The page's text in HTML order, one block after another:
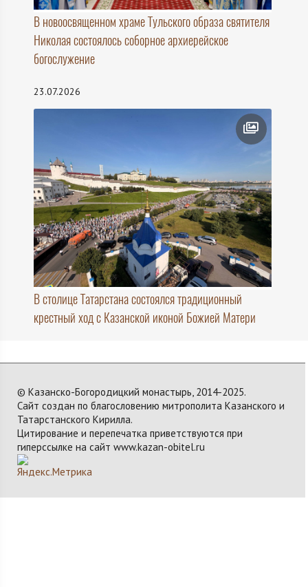
В новоосвященном храме Тульского образа святителя
Николая состоялось соборное архиерейское
богослужение
23.07.2026
В столице Татарстана состоялся традиционный
крестный ход с Казанской иконой Божией Матери
© Казанско-Богородицкий монастырь, 2014-2025.
Сайт создан по благословению митрополита Казанского и
Татарстанского Кирилла.
Цитирование и перепечатка приветствуются при
гиперссылке на сайт www.kazan-obitel.ru